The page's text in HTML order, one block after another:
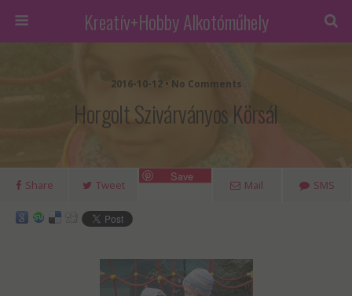
Kreatív+Hobby Alkotóműhely
2016-10-12 • No Comments
Horgolt Szivárványos Körsál
Share Tweet
Save
Mail SMS